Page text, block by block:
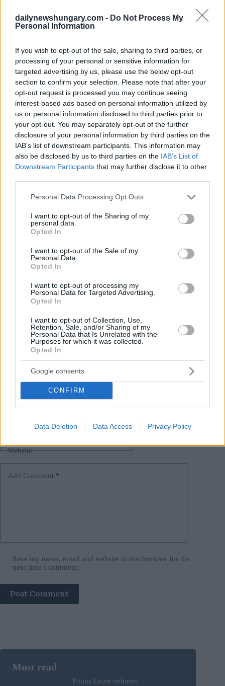
dailynewshungary.com - Do Not Process My
Personal Information
If you wish to opt-out of the sale, sharing to third parties, or
processing of your personal or sensitive information for
targeted advertising by us, please use the below opt-out
section to confirm your selection. Please note that after your
opt-out request is processed you may continue seeing
interest-based ads based on personal information utilized by
us or personal information disclosed to third parties prior to
your opt-out. You may separately opt-out of the further
disclosure of your personal information by third parties on the
IAB’s list of downstream participants. This information may
also be disclosed by us to third parties on the IAB’s List of
Downstream Participants that may further disclose it to other
Please note that this website/app uses one or more Google
not limited to your visit or usage behaviour. You may click to
grant or deny consent to Google and its third-party tags to
use your data for below specified purposes in below Google
consent section.
Personal Data Processing Opt Outs
I want to opt-out of the Sharing of my
personal data.
Opted In
I want to opt-out of the Sale of my
Personal Data.
Opted In
I want to opt-out of processing my
Personal Data for Targeted Advertising.
Opted In
I want to opt-out of Collection, Use,
Retention, Sale, and/or Sharing of my
Personal Data that Is Unrelated with the
Purposes for which it was collected.
Opted In
Google consents
CONFIRM
Data Deletion Data Access Privacy Policy
Foto:FB/Karácsony
Der sofortige gerichtliche Schutz sollte die Gelder der Stadt
schützen, bis das Gericht seine Entscheidung getroffen hat.
Der Schritt des Finanzministeriums ist daher “sowohl
rechtswidrig als auch unmoralisch, weil er den Betrieb der
Hauptstadt gefährdet”, sagte Karácsony.
Das “wichtigste Ziel der Stadtverwaltung in den kommenden
Monaten und Wochen” werde es sein, die Nettolöhne der
27.000 Angestellten der städtischen Einrichtungen zu zahlen,
Lesen Sie auch:
Bürgermeister Karácsony’s dringende Pressekonferenz:
öffentlichen Nahverkehrs in H2 2025
FideszerlegtBudapest eine Abgabe auf und gibt
Bürgermeister und Theiss-Partei die Schuld am
budapest
budapests öffentliches Verkehrsunternehmen bkv bkk
# ungarische regierung
Name*
Website
Add Comment *
Save my name, email and website in this browser for the
next time I comment.
Post Comment
Putins Leute nehmen